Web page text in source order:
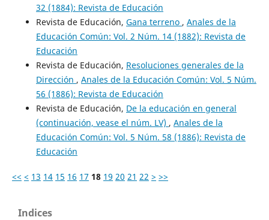
32 (1884): Revista de Educación
Revista de Educación, Gana terreno , Anales de la
Educación Común: Vol. 2 Núm. 14 (1882): Revista de
Educación
Revista de Educación, Resoluciones generales de la
Dirección , Anales de la Educación Común: Vol. 5 Núm.
56 (1886): Revista de Educación
Revista de Educación, De la educación en general
(continuación, vease el núm. LV) , Anales de la
Educación Común: Vol. 5 Núm. 58 (1886): Revista de
Educación
<< < 13 14 15 16 17 18 19 20 21 22 > >>
Indices